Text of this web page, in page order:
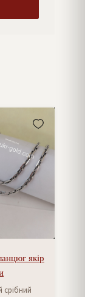
якір
срібний